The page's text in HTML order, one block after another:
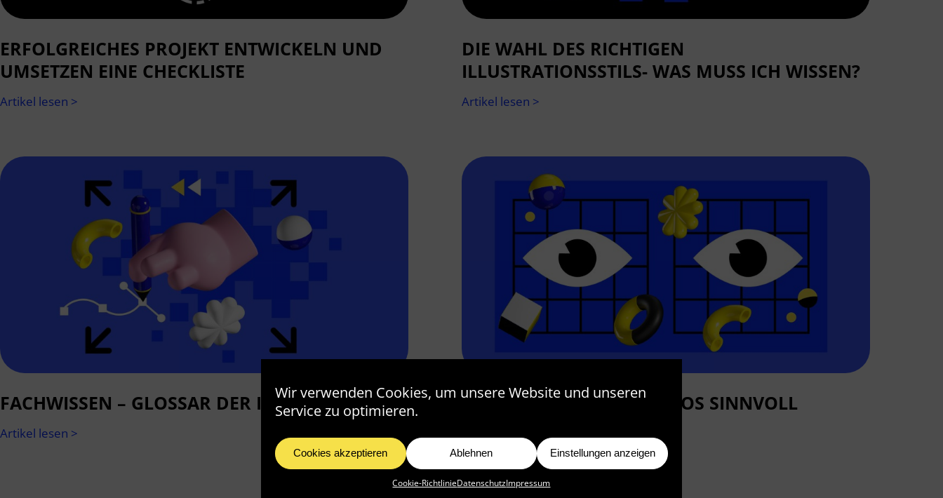
Wir verwenden Cookies, um unsere Website und unseren
Service zu optimieren.
Cookies akzeptieren Ablehnen Einstellungen anzeigen
Cookie-RichtlinieDatenschutzImpressum
ERFOLGREICHES PROJEKT ENTWICKELN UND
UMSETZEN EINE CHECKLISTE
Artikel lesen >
DIE WAHL DES RICHTIGEN
ILLUSTRATIONSSTILS- WAS MUSS ICH WISSEN?
Artikel lesen >
FACHWISSEN – GLOSSAR DER ILLUSTRATION
Artikel lesen >
WIE UNTERNEHMEN VIDEOS SINNVOLL
Artikel lesen >